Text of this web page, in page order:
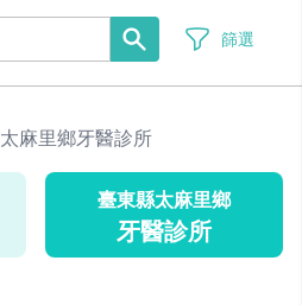
篩選
太麻里鄉牙醫診所
臺東縣太麻里鄉
牙醫診所